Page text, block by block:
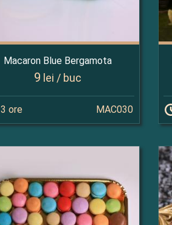
Macaron Blue Bergamota
9 lei / buc
3 ore MAC030